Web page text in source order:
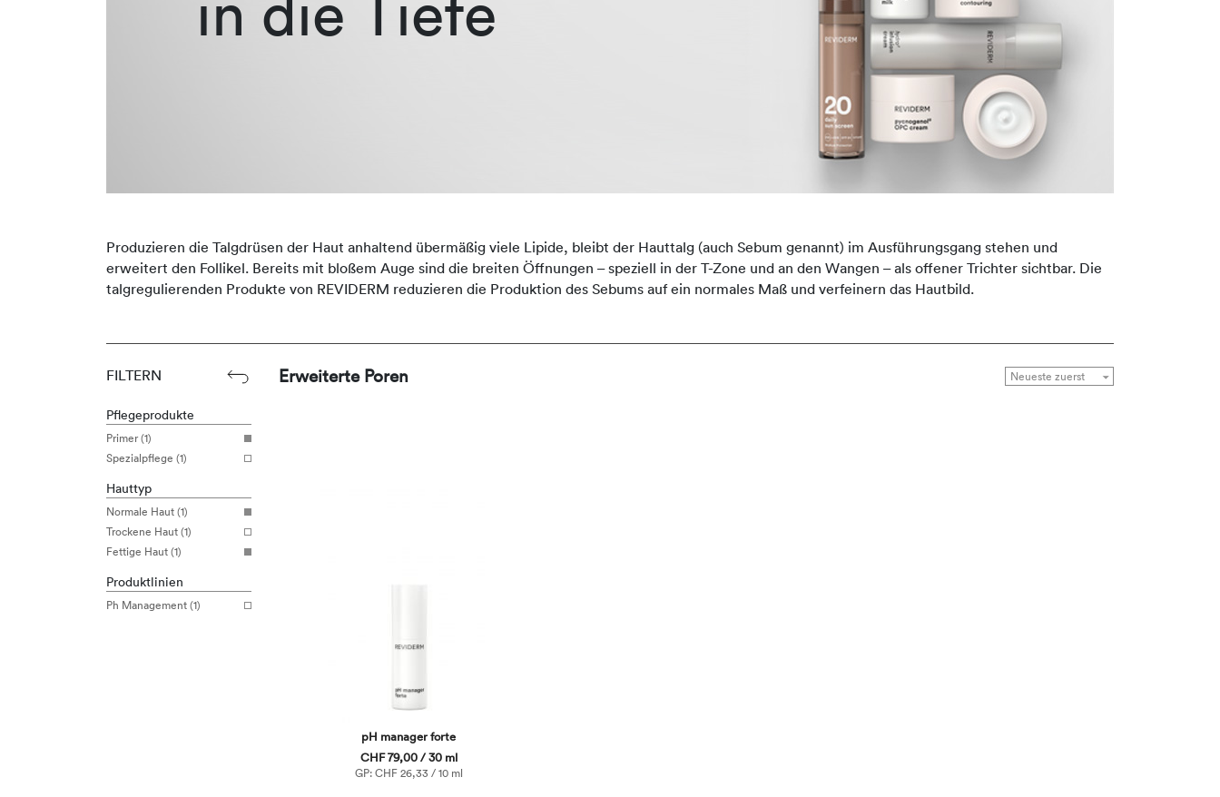
Produzieren die Talgdrüsen der Haut anhaltend übermäßig viele Lipide, bleibt der Hauttalg (auch Sebum genannt) im Ausführungsgang stehen und
erweitert den Follikel. Bereits mit bloßem Auge sind die breiten Öffnungen – speziell in der T-Zone und an den Wangen – als offener Trichter sichtbar. Die
talgregulierenden Produkte von REVIDERM reduzieren die Produktion des Sebums auf ein normales Maß und verfeinern das Hautbild.
FILTERN
Pflegeprodukte
Primer (1)
Spezialpflege (1)
Hauttyp
Normale Haut (1)
Trockene Haut (1)
Fettige Haut (1)
Produktlinien
Ph Management (1)
Erweiterte Poren
pH manager forte
CHF 79,00 / 30 ml
GP: CHF 26,33 / 10 ml